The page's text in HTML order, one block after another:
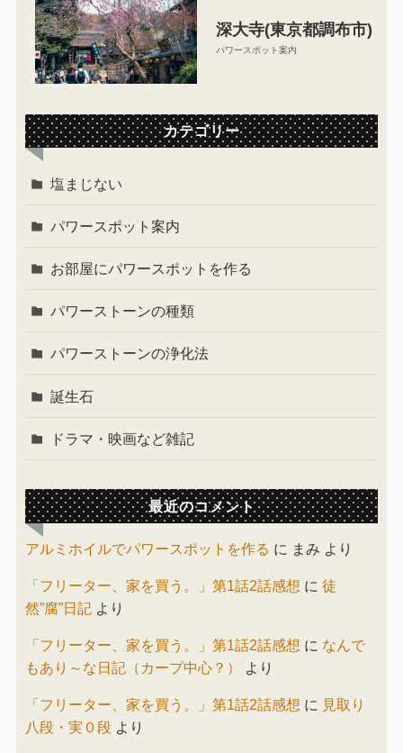
深大寺(東京都調布市)
パワースポット案内
カテゴリー
塩まじない
パワースポット案内
お部屋にパワースポットを作る
パワーストーンの種類
パワーストーンの浄化法
誕生石
ドラマ・映画など雑記
最近のコメント
アルミホイルでパワースポットを作る に まみ より
「フリーター、家を買う。」第1話2話感想 に 徒
然”腐”日記より
「フリーター、家を買う。」第1話2話感想 に なんで
もあり～な日記（カープ中心？）
より
「フリーター、家を買う。」第1話2話感想 に 見取り
八段・実０段より